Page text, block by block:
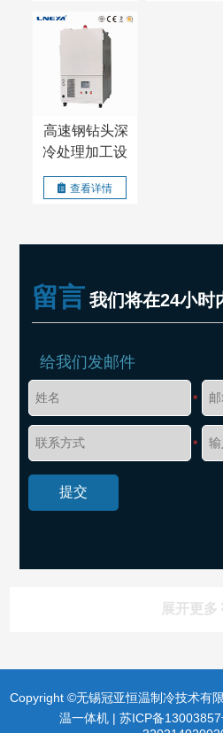
高速钢钻头深
冷处理加工设
备
查看详情
留言 我们将在24小时
给我们发邮件
*
*
展开更多
Copyright ©无锡冠亚恒温制冷技术有
温一体机 | 苏ICP备